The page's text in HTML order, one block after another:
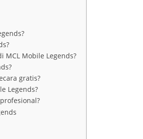
Mobile Legends?
gratis?
Legends?